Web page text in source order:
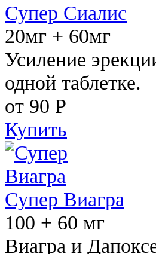
Супер Сиалис
20мг + 60мг
Усиление
одной таблетке.
от 90 Р
Купить
Супер Виагра
100 + 60 мг
Виагра и